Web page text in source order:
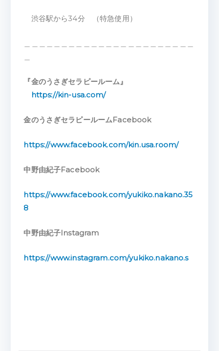
渋谷駅から34分 （特急使用）
『金のうさぎセラピールーム』
https://kin-usa.com/
金のうさぎセラピールームFacebook
https://www.facebook.com/kin.usa.room/
中野由紀子Facebook
https://www.facebook.com/yukiko.nakano.35
8
中野由紀子Instagram
https://www.instagram.com/yukiko.nakano.s